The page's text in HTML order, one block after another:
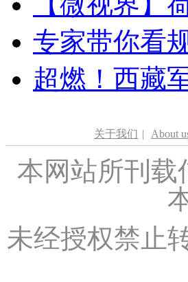
专家带你看
超燃！西藏
关于我们 | About
本网站所刊载
未经授权禁止